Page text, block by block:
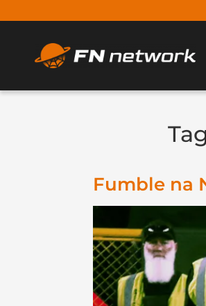
Fumble na